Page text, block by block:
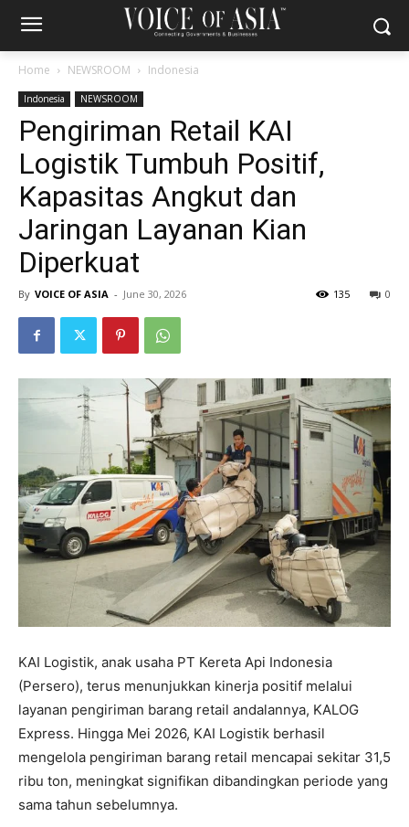
Home NEWSROOM Indonesia
Indonesia NEWSROOM
Pengiriman Retail KAI
Logistik Tumbuh Positif,
Kapasitas Angkut dan
Jaringan Layanan Kian
Diperkuat
By VOICE OF ASIA - June 30, 2026 0
135
KAI Logistik, anak usaha PT Kereta Api Indonesia
(Persero), terus menunjukkan kinerja positif melalui
layanan pengiriman barang retail andalannya, KALOG
Express. Hingga Mei 2026, KAI Logistik berhasil
mengelola pengiriman barang retail mencapai sekitar 31,5
ribu ton, meningkat signifikan dibandingkan periode yang
sama tahun sebelumnya.